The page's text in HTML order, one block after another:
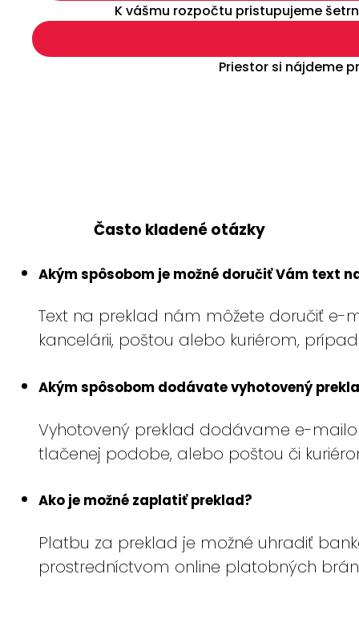
K vášmu rozpočtu pristupujeme
Priestor si nájdeme
Často kladené otázky
Akým spôsobom je možné doručiť Vám text
Text na preklad nám môžete doručiť e-
kancelárii, poštou alebo kuriérom,
Akým spôsobom dodávate vyhotovený
Vyhotovený preklad dodávame e-
tlačenej podobe, alebo poštou či
Ako je možné zaplatiť preklad?
Platbu za preklad je možné uhradiť
prostredníctvom online platobných